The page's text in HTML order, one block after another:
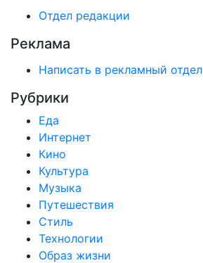
Отдел редакции
Реклама
Написать в рекламный отдел
Рубрики
Еда
Интернет
Кино
Культура
Музыка
Путешествия
Стиль
Технологии
Образ жизни